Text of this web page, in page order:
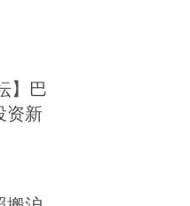
】巴
资新